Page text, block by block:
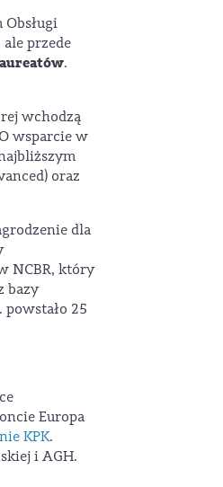
Obsługi
przede
.
wchodzą
O wsparcie w
oraz
dla
NCBR, który
bazy
25
Europa
KPK.
i AGH.